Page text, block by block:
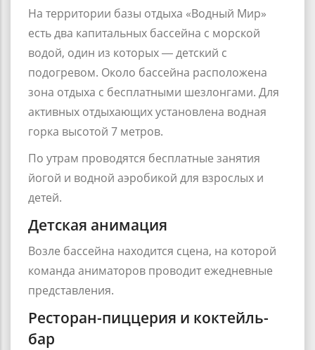
На территории базы отдыха «Водный Мир»
есть два капитальных бассейна с морской
водой, один из которых ― детский с
подогревом. Около бассейна расположена
зона отдыха с бесплатными шезлонгами. Для
активных отдыхающих установлена водная
горка высотой 7 метров.
По утрам проводятся бесплатные занятия
йогой и водной аэробикой для взрослых и
детей.
Детская анимация
Возле бассейна находится сцена, на которой
команда аниматоров проводит ежедневные
представления.
Ресторан-пиццерия и коктейль-
бар